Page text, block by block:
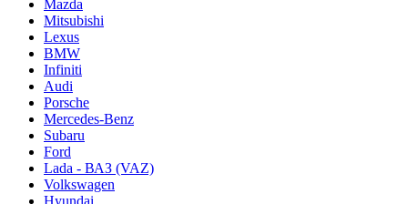
Mazda
Mitsubishi
Lexus
BMW
Infiniti
Audi
Porsche
Mercedes-Benz
Subaru
Ford
Lada - ВАЗ (VAZ)
Volkswagen
Hyundai